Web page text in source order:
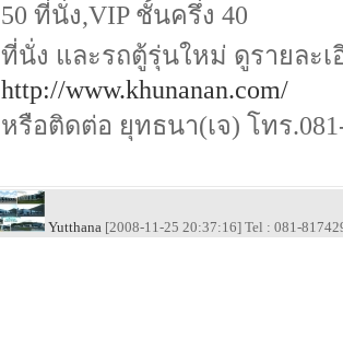
50 ที่นั่ง,VIP ชั้นครึ่ง 40
ที่นั่ง และรถตู้รุ่นใหม่ ดูรายละเ
http://www.khunanan.com/
หรือติดต่อ ยุทธนา(เจ) โทร
Yutthana [2008-11-25 20:37:16] Tel : 081-